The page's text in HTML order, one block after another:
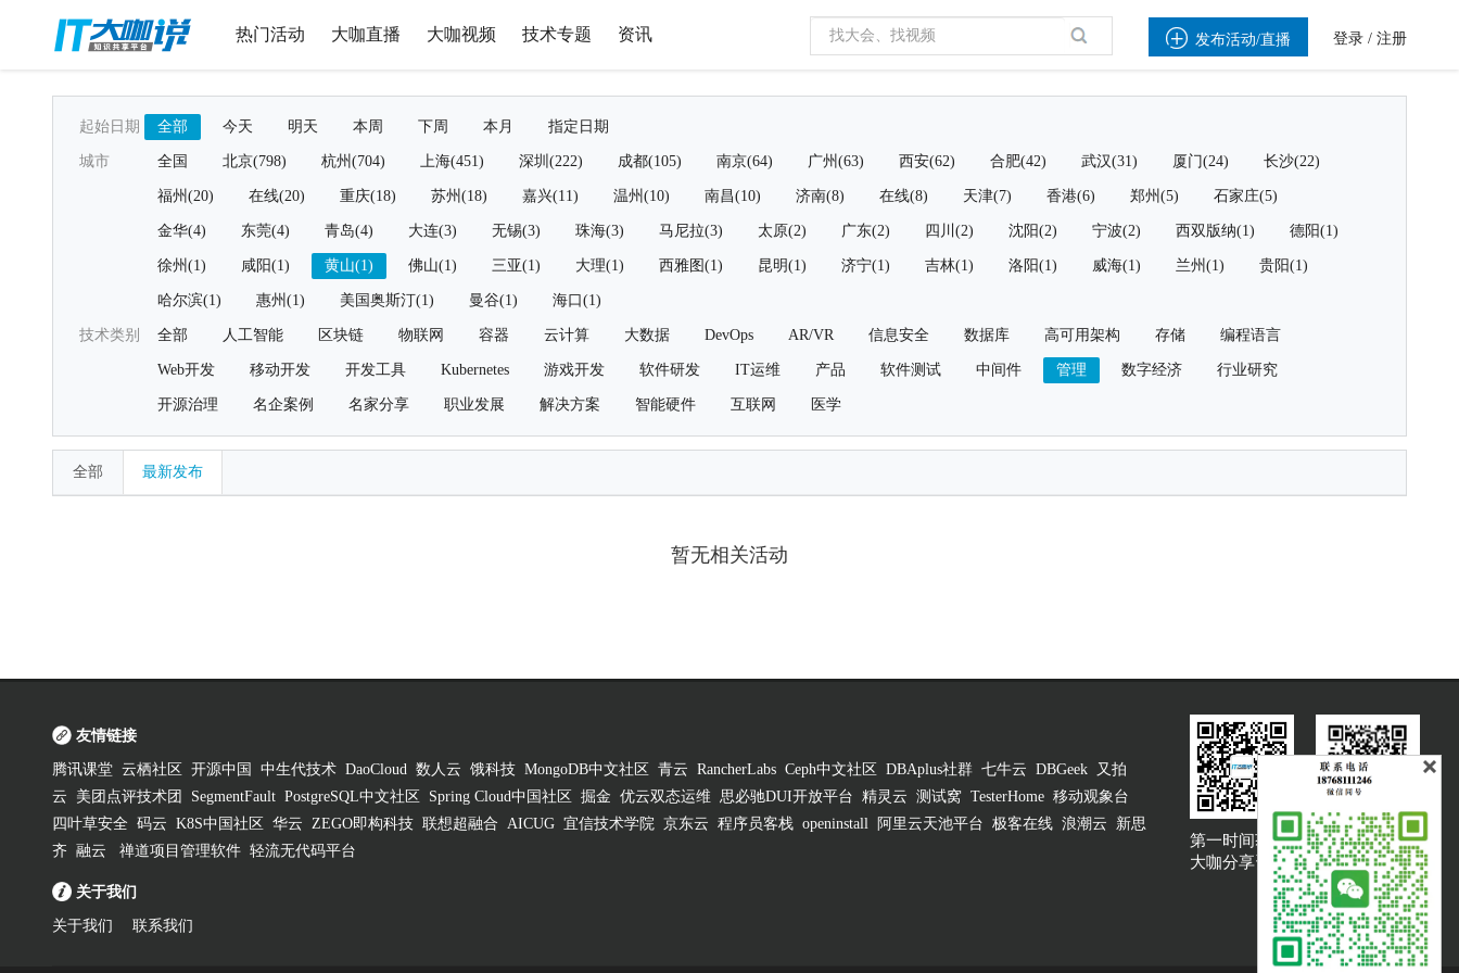
热门活动 大咖直播 大咖视频 技术专题 资讯  发布活动/直播 登录 / 注册
起始日期 全部 今天 明天 本周 下周 本月 指定日期
城市 全国 北京(798) 杭州(704) 上海(451) 深圳(222) 成都(105) 南京(64) 广州(63) 西安(62) 合肥(42) 武汉(31) 厦门(24) 长沙(22)
福州(20) 在线(20) 重庆(18) 苏州(18) 嘉兴(11) 温州(10) 南昌(10) 济南(8) 在线(8) 天津(7) 香港(6) 郑州(5) 石家庄(5)
金华(4) 东莞(4) 青岛(4) 大连(3) 无锡(3) 珠海(3) 马尼拉(3) 太原(2) 广东(2) 四川(2) 沈阳(2) 宁波(2) 西双版纳(1) 德阳(1)
徐州(1) 咸阳(1) 黄山(1) 佛山(1) 三亚(1) 大理(1) 西雅图(1) 昆明(1) 济宁(1) 吉林(1) 洛阳(1) 威海(1) 兰州(1) 贵阳(1)
哈尔滨(1) 惠州(1) 美国奥斯汀(1) 曼谷(1) 海口(1)
技术类别 全部 人工智能 区块链 物联网 容器 云计算 大数据 DevOps AR/VR 信息安全 数据库 高可用架构 存储 编程语言
Web开发 移动开发 开发工具 Kubernetes 游戏开发 软件研发 IT运维 产品 软件测试 中间件 管理 数字经济 行业研究
开源治理 名企案例 名家分享 职业发展 解决方案 智能硬件 互联网 医学
全部 最新发布
暂无相关活动
友情链接
腾讯课堂 云栖社区 开源中国 中生代技术 DaoCloud 数人云 饿科技 MongoDB中文社区 青云 RancherLabs Ceph中文社区 DBAplus社群 七牛云 DBGeek
又拍
云
美团点评技术团 SegmentFault PostgreSQL中文社区 Spring Cloud中国社区 掘金 优云双态运维 思必驰DUI开放平台 精灵云 测试窝 TesterHome 移动观象台
四叶草安全 码云 K8S中国社区 华云 ZEGO即构科技 联想超融合 AICUG 宜信技术学院 京东云 程序员客栈 openinstall 阿里云天池平台 极客在线 浪潮云
新思
齐 融云 禅道项目管理软件 轻流无代码平台
关于我们
关于我们 联系我们
第一时间获取
大咖分享资讯
大咖说吐槽客服